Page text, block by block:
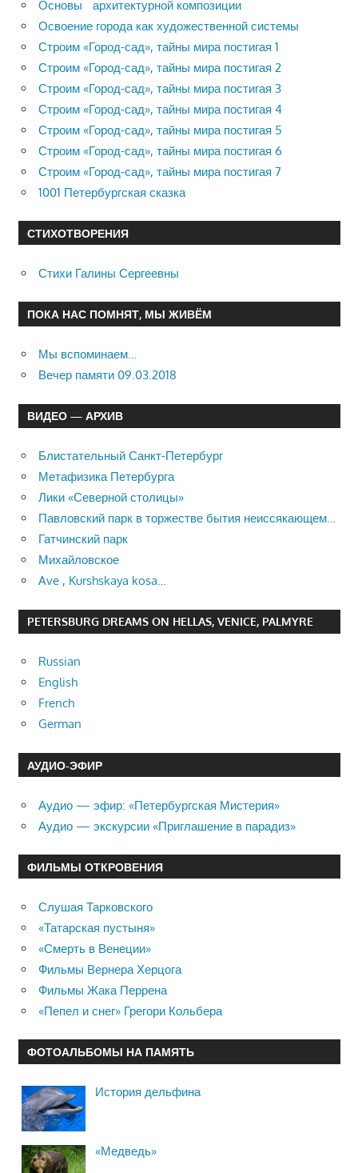
Основы архитектурной композиции
Освоение города как художественной системы
Строим «Город-сад», тайны мира постигая 1
Строим «Город-сад», тайны мира постигая 2
Строим «Город-сад», тайны мира постигая 3
Строим «Город-сад», тайны мира постигая 4
Строим «Город-сад», тайны мира постигая 5
Строим «Город-сад», тайны мира постигая 6
Строим «Город-сад», тайны мира постигая 7
1001 Петербургская сказка
СТИХОТВОРЕНИЯ
Стихи Галины Сергеевны
ПОКА НАС ПОМНЯТ, МЫ ЖИВЁМ
Мы вспоминаем…
Вечер памяти 09.03.2018
ВИДЕО — АРХИВ
Блистательный Санкт-Петербург
Метафизика Петербурга
Лики «Северной столицы»
Павловский парк в торжестве бытия неиссякающем…
Гатчинский парк
Михайловское
Ave , Kurshskaya kosa…
PETERSBURG DREAMS ON HELLAS, VENICE, PALMYRE
Russian
English
French
German
АУДИО-ЭФИР
Аудио — эфир: «Петербургская Мистерия»
Аудио — экскурсии «Приглашение в парадиз»
ФИЛЬМЫ ОТКРОВЕНИЯ
Слушая Тарковского
«Татарская пустыня»
«Смерть в Венеции»
Фильмы Вернера Херцога
Фильмы Жака Перрена
«Пепел и снег» Грегори Кольбера
ФОТОАЛЬБОМЫ НА ПАМЯТЬ
История дельфина
«Медведь»